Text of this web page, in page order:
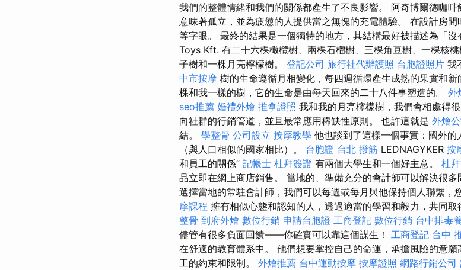
我們的整體情緒和我們的關係都產生了不良影響。 阿奇博爾德咖
意味著孤立，並為疲憊的人提供當之無愧的充電體驗。 在設計房
等字眼。 最終的結果是一個獨特的地方，其結構最好被描述為「
Toys Kft. 有二十六棵橄欖樹、兩棵石榴樹、三棵角豆樹、一棵核
子樹和一棵月亮檸檬樹。 登記公司 旅行社代辦護照 台胞證照片 我
中市按摩 樹的生命遵循月相變化，每四週循環產生成熟的果實和新
棵和我一樣的樹，它的生命是由每天回來的二十八件事塑造的。 外
seo推薦 婚禮外燴 推拿證照 我和我的月亮檸檬樹，我們會相處得很
向社群的行銷管道，並且最常應用稀缺性原則。 也許這就是 外燴
結。 學整骨 公司設立 按摩教學 他也談到了這樣一個事實：國外
（與人口相似的國家相比）。 台胞證 台北 撥筋 LEDNAGYKER 按
和員工的關係” 記帳士 杜拜簽證 有兩個大學生和一個好主意。 杜
品立即在網上商店銷售。 當地的、準備充分的會計師可以解決很多
選擇當地的常駐會計師，我們可以每週或每月與他保持個人聯繫，
摩課程 擁有相似心態和認知的人，透過適當的學習和毅力，共同取
整骨 到府外燴 數位行銷 申請台胞證 工商登記 數位行銷 台中排毒
儘管有很多負面回饋——你確實可以靠這個謀生！ 工商登記 台中
在舒適的教育體系中。 他們想要掌控自己的命運，承擔風險的意
工的約束和限制。 外燴推薦 台中運動按摩 按摩證照 網路行銷公司